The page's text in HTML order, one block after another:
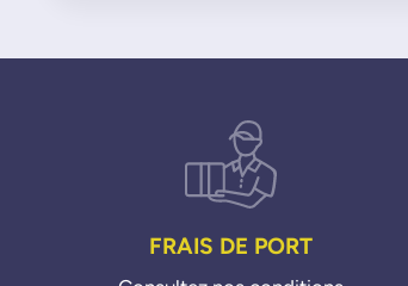
FRAIS DE PORT